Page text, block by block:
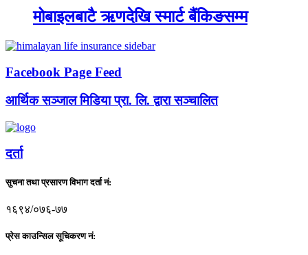
मोबाइलबाटै ऋणदेखि स्मार्ट बैंकिङसम्म
Facebook Page Feed
आर्थिक सञ्जाल मिडिया प्रा. लि. द्वारा सञ्चालित
दर्ता
सुचना तथा प्रसारण विभाग दर्ता नं:
१६९४/०७६-७७
प्रेस काउन्सिल सूचिकरण नं: